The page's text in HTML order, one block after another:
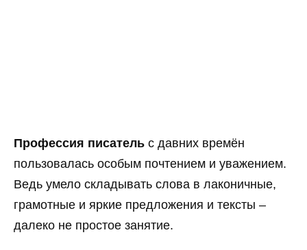
Профессия писатель с давних времён
пользовалась особым почтением и уважением.
Ведь умело складывать слова в лаконичные,
грамотные и яркие предложения и тексты –
далеко не простое занятие.